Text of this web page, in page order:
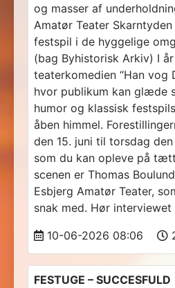
og masser af
Amatør Teater
festspil i de hyggelige
(bag Byhistorisk Arkiv) I
teaterkomedien “Han vog
hvor publikum kan glæde
humor og klassisk
åben himmel.
den 15. juni til torsdag
som du kan opleve på
scenen er Thomas
Esbjerg Amatør Teater,
snak med. Hør interviewet
10-06-2026 08:06
FESTUGE – SUCCESFULD